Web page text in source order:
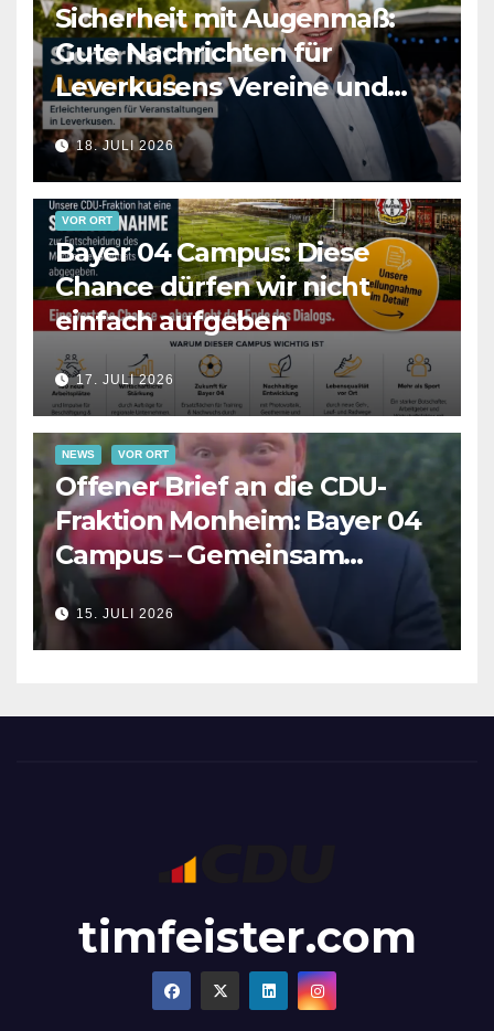
Sicherheit mit Augenmaß:
Gute Nachrichten für
Leverkusens Vereine und
Veranstalter
18. JULI 2026
VOR ORT
Bayer 04 Campus: Diese
Chance dürfen wir nicht
einfach aufgeben
17. JULI 2026
NEWS VOR ORT
Offener Brief an die CDU-
Fraktion Monheim: Bayer 04
Campus – Gemeinsam
Verantwortung für die
Zukunft übernehmen
15. JULI 2026
timfeister.com